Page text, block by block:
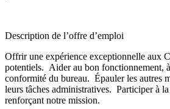
Description de l’offre d’emploi
Offrir une expérience exceptionnelle aux
potentiels. Aider au bon fonctionnement,
conformité du bureau. Épauler les autres
leurs tâches administratives. Participer à
renforçant notre mission.